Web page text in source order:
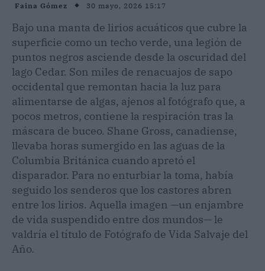
Faina Gómez 30 mayo, 2026 15:17
Bajo una manta de lirios acuáticos que cubre la
superficie como un techo verde, una legión de
puntos negros asciende desde la oscuridad del
lago Cedar. Son miles de renacuajos de sapo
occidental que remontan hacia la luz para
alimentarse de algas, ajenos al fotógrafo que, a
pocos metros, contiene la respiración tras la
máscara de buceo. Shane Gross, canadiense,
llevaba horas sumergido en las aguas de la
Columbia Británica cuando apretó el
disparador. Para no enturbiar la toma, había
seguido los senderos que los castores abren
entre los lirios. Aquella imagen —un enjambre
de vida suspendido entre dos mundos— le
valdría el título de Fotógrafo de Vida Salvaje del
Año.